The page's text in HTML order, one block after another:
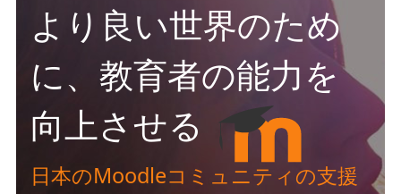
より良い世界のため
に、教育者の能力を
向上させる
日本のMoodleコミュニティの支援